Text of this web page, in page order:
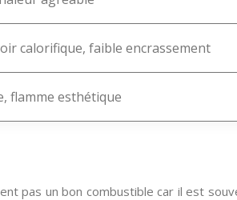
calorifique, faible encrassement
flamme esthétique
pas un bon combustible car il est